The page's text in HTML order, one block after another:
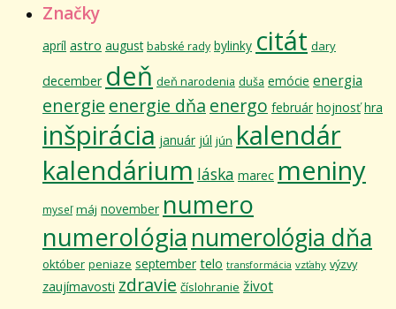
Značky
apríl astro august babské rady bylinky citát dary
december deň deň narodenia duša emócie energia
energie energie dňa energo február hojnosť hra
inšpirácia január júl jún kalendár
kalendárium láska marec meniny
myseľ máj november numero
numerológia numerológia dňa
október peniaze september telo transformácia vzťahy výzvy
zaujímavosti zdravie číslohranie život